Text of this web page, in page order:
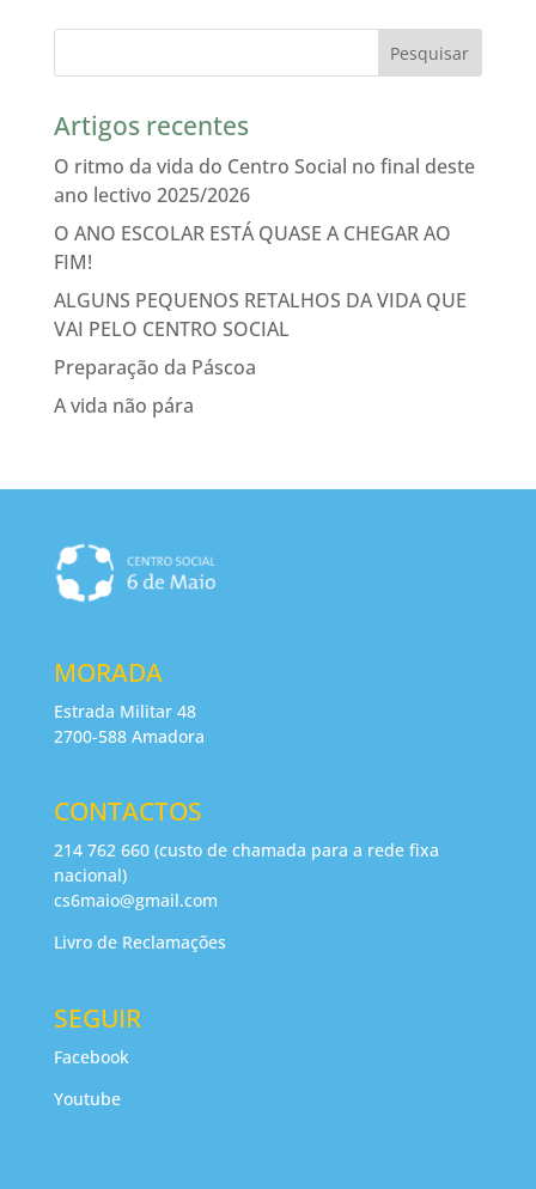
Artigos recentes
O ritmo da vida do Centro Social no final deste
ano lectivo 2025/2026
O ANO ESCOLAR ESTÁ QUASE A CHEGAR AO
FIM!
ALGUNS PEQUENOS RETALHOS DA VIDA QUE
VAI PELO CENTRO SOCIAL
Preparação da Páscoa
A vida não pára
MORADA
Estrada Militar 48
2700-588 Amadora
CONTACTOS
214 762 660 (custo de chamada para a rede fixa
nacional)
cs6maio@gmail.com
Livro de Reclamações
SEGUIR
Facebook
Youtube